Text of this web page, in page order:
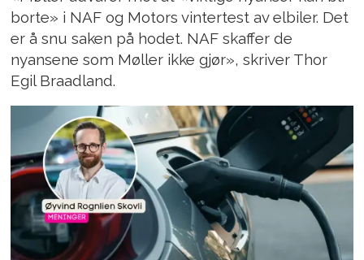
borte» i NAF og Motors vintertest av elbiler. Det
er å snu saken på hodet. NAF skaffer de
nyansene som Møller ikke gjør», skriver Thor
Egil Braadland.